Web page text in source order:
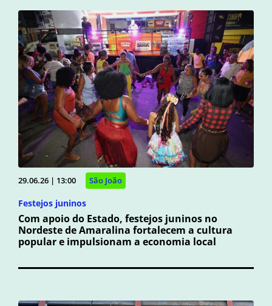
29.06.26 | 13:00 São João
Festejos juninos
Com apoio do Estado, festejos juninos no
Nordeste de Amaralina fortalecem a cultura
popular e impulsionam a economia local